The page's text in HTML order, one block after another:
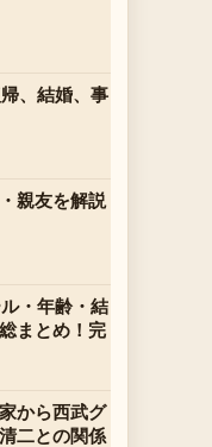
、結婚、事
親友を解説
・年齢・結
まとめ！完
から西武グ
二との関係